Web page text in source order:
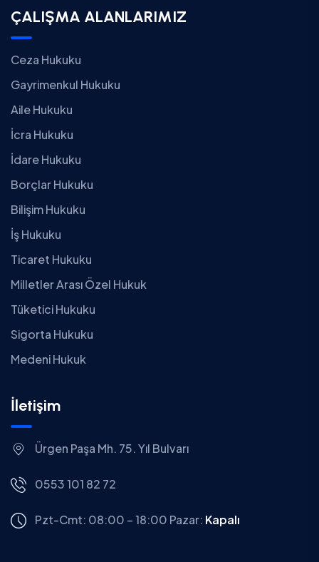
ÇALIŞMA ALANLARIMIZ
Ceza Hukuku
Gayrimenkul Hukuku
Aile Hukuku
İcra Hukuku
İdare Hukuku
Borçlar Hukuku
Bilişim Hukuku
İş Hukuku
Ticaret Hukuku
Milletler Arası Özel Hukuk
Tüketici Hukuku
Sigorta Hukuku
Medeni Hukuk
İletişim
Ürgen Paşa Mh. 75. Yıl Bulvarı
0553 101 82 72
Pzt-Cmt: 08:00 – 18:00 Pazar: Kapalı